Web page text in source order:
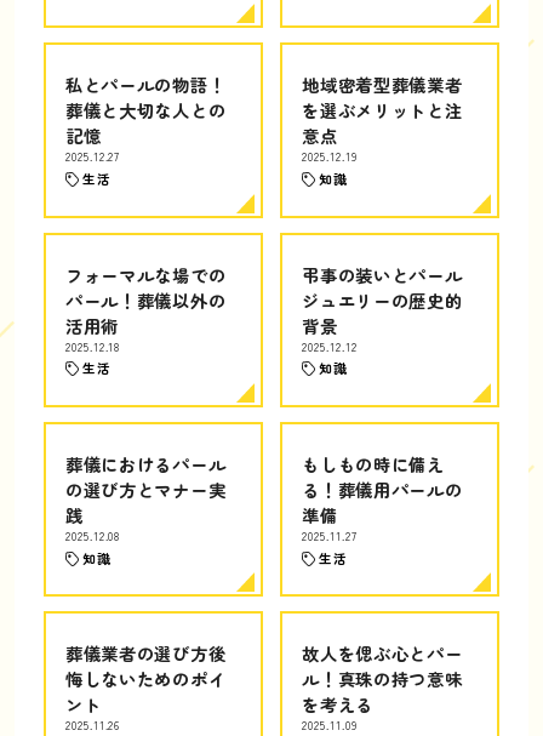
私とパールの物語！
葬儀と大切な人との
記憶
2025.12.27
生活
地域密着型葬儀業者
を選ぶメリットと注
意点
2025.12.19
知識
フォーマルな場での
パール！葬儀以外の
活用術
2025.12.18
生活
弔事の装いとパール
ジュエリーの歴史的
背景
2025.12.12
知識
葬儀におけるパール
の選び方とマナー実
践
2025.12.08
知識
もしもの時に備え
る！葬儀用パールの
準備
2025.11.27
生活
葬儀業者の選び方後
悔しないためのポイ
ント
2025.11.26
故人を偲ぶ心とパー
ル！真珠の持つ意味
を考える
2025.11.09